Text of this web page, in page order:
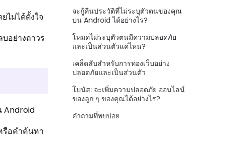
ไม่ได้ตั้งใจ
อย่างถาวร
Android
รือคำค้นหา
จะกู้คืนประวัติที่ไม่ระบุตัวตนของคุณ
บน Android ได้อย่างไร?
โหมดไม่ระบุตัวตนมีความปลอดภัย
และเป็นส่วนตัวแค่ไหน?
เคล็ดลับสำหรับการท่องเว็บอย่าง
ปลอดภัยและเป็นส่วนตัว
โบนัส: จะเพิ่มความปลอดภัย ออนไลน์
ของลูก ๆ ของคุณได้อย่างไร?
คำถามที่พบบ่อย